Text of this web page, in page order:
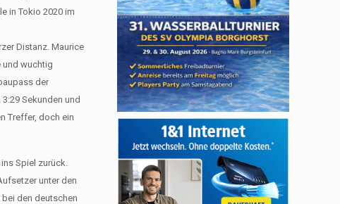
in Tokio 2020 im
Distanz. Maurice
und wuchtig
der
Sekunden und
Treffer, doch ein
Spiel zurück.
unter den
den deutschen